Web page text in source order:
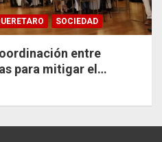
SOCIEDAD
entre
para mitigar el